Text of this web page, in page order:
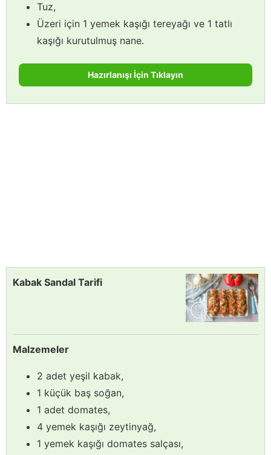
Tuz,
Üzeri için 1 yemek kaşığı tereyağı ve 1 tatlı
kaşığı kurutulmuş nane.
Hazırlanışı İçin Tıklayın
Kabak Sandal Tarifi
Malzemeler
2 adet yeşil kabak,
1 küçük baş soğan,
1 adet domates,
4 yemek kaşığı zeytinyağ,
1 yemek kaşığı domates salçası,